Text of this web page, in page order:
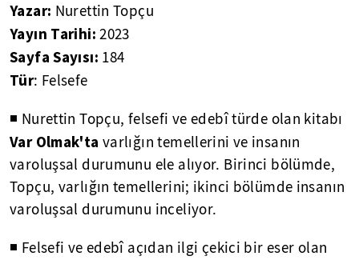
Yazar: Nurettin Topçu
Yayın Tarihi: 2023
Sayfa Sayısı: 184
Tür: Felsefe
◾ Nurettin Topçu, felsefi ve edebî türde olan kitabı
Var Olmak'ta varlığın temellerini ve insanın
varoluşsal durumunu ele alıyor. Birinci bölümde,
Topçu, varlığın temellerini; ikinci bölümde insanın
varoluşsal durumunu inceliyor.
◾ Felsefi ve edebî açıdan ilgi çekici bir eser olan